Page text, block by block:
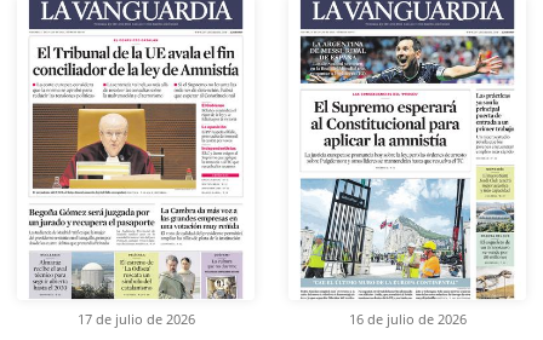
17 de julio de 2026 16 de julio de 2026